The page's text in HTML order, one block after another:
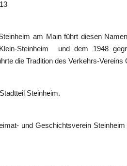
am Main führt diesen
Steinheim und dem 1948
die Tradition des Verkehrs-
Steinheim.
und Geschichtsverein